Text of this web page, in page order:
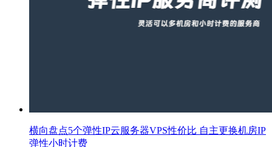
横向盘点5个弹性IP云服务器VPS性价比 自主更换机房IP
弹性小时计费